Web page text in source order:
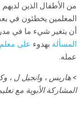
من الأطفال الذين
المعلمين يخطئون في
أن يتغير شيء ما في
المسألة بهدوء على
عمله.
> هاريس ، وانجيل ل ،
المشاركة الأبوية مع